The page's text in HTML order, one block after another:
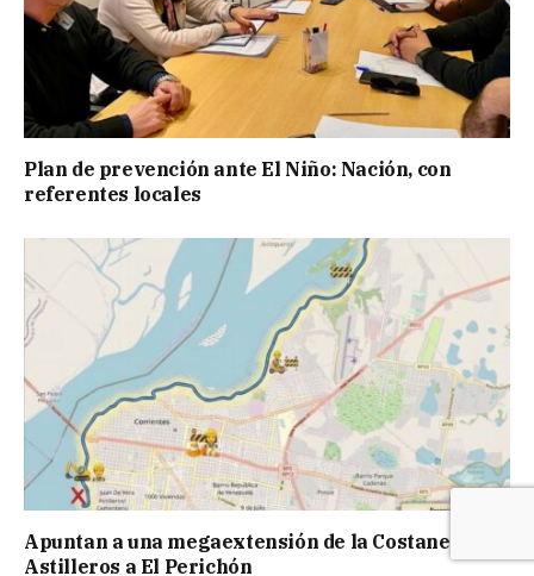
Plan de prevención ante El Niño: Nación, con
referentes locales
Apuntan a una megaextensión de la Costanera: de
Astilleros a El Perichón